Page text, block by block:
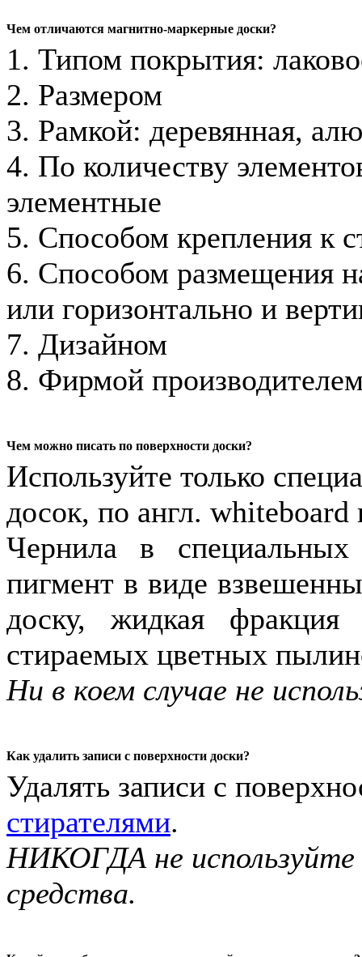
Чем отличаются магнитно-маркерные доски?
1. Типом покрытия:
2. Размером
3. Рамкой: деревянная,
4. По количеству
элементные
5. Способом крепления к
6. Способом размещения
или горизонтально и
7. Дизайном
8. Фирмой
Чем можно писать по поверхности доски?
Используйте только
досок, по англ.
Чернила в
пигмент в виде
доску, жидкая
стираемых цветных
Ни в коем случае не
Как удалить записи с поверхности доски?
Удалять записи с
стирателями.
НИКОГДА не используйте
средства.